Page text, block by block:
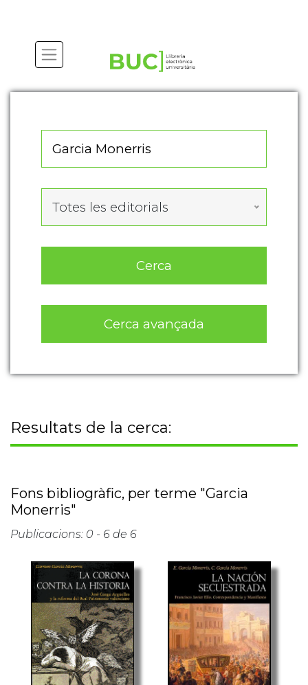
Totes les editorials
Cerca
Cerca avançada
Resultats de la cerca:
Fons bibliogràfic, per terme "Garcia
Monerris"
Publicacions: 0 - 6 de 6